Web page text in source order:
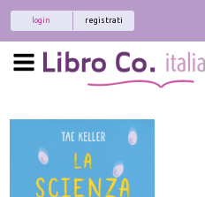
registrati
login